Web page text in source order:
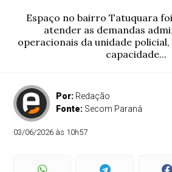
Espaço no bairro Tatuquara
atender as demandas
operacionais da unidade
capacidade...
Por: Redação
Fonte: Secom Paraná
03/06/2026 às 10h57